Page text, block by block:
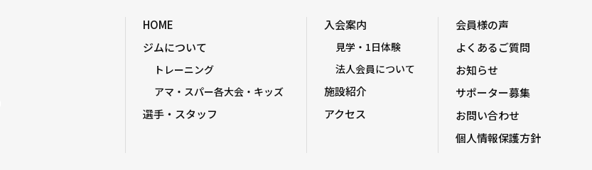
HOME
ジムについて
トレーニング
アマ・スパー各大会・キッズ
選手・スタッフ
入会案内
見学・1日体験
法人会員について
施設紹介
アクセス
会員様の声
よくあるご質問
お知らせ
サポーター募集
お問い合わせ
個人情報保護方針